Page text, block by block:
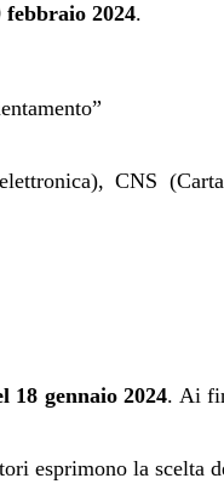
febbraio 2024.
CNS
18 gennaio 2024. Ai
esprimono la scelta